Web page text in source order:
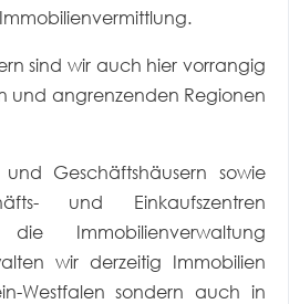
sind wir auch hier vorrangig
und angrenzenden Regionen
Geschäftshäusern sowie
und Einkaufszentren
Immobilienverwaltung
wir derzeitig Immobilien
Westfalen sondern auch in